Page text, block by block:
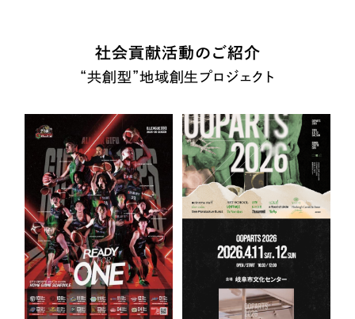
社会貢献活動のご紹介
“共創型”地域創生プロジェクト